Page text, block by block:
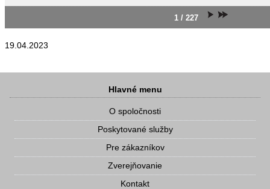
1 / 227
19.04.2023
Hlavné menu
O spoločnosti
Poskytované služby
Pre zákazníkov
Zverejňovanie
Kontakt